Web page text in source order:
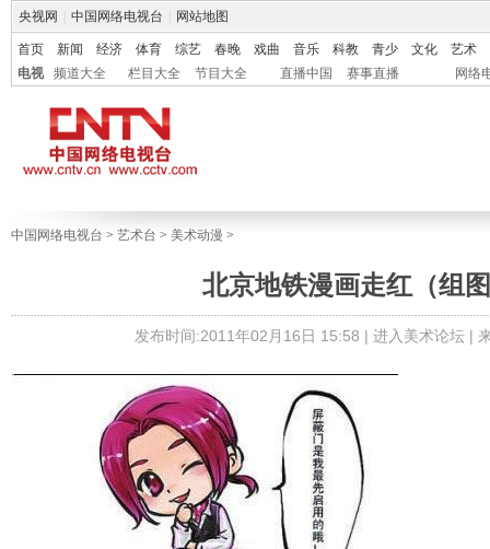
央视网 中国网络电视台 网站地图
首页 新闻 经济 体育 综艺 春晚 戏曲 音乐 科教 青少 文化
艺术
电视
频道大全 栏目大全 节目大全 直播中国 赛事直播 网络
中国网络电视台 > 艺术台 > 美术动漫 >
北京地铁漫画走红（组
发布时间:2011年02月16日 15:58 | 进入美术论坛|